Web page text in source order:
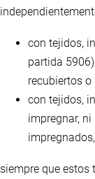
con tejidos,
partida
recubiertos
con tejidos,
impregnar,
siempre que estos